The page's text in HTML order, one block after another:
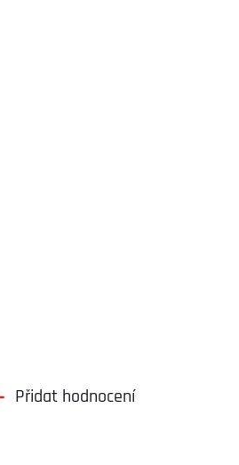
Přidat hodnocení